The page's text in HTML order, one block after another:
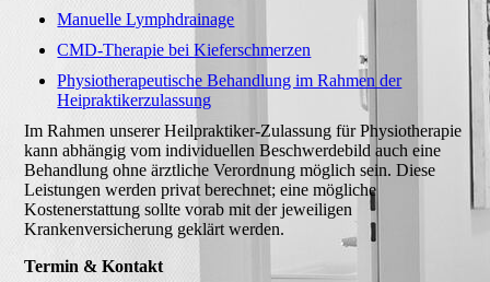
Manuelle Lymphdrainage
CMD-Therapie bei Kieferschmerzen
Physiotherapeutische Behandlung im Rahmen der
Heipraktikerzulassung
Im Rahmen unserer Heilpraktiker-Zulassung für Physiotherapie
kann abhängig vom individuellen Beschwerdebild auch eine
Behandlung ohne ärztliche Verordnung möglich sein. Diese
Leistungen werden privat berechnet; eine mögliche
Kostenerstattung sollte vorab mit der jeweiligen
Krankenversicherung geklärt werden.
Termin & Kontakt